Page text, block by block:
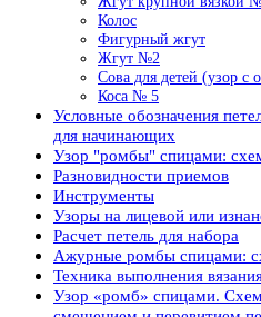
Колос
Фигурный жгут
Жгут №2
Сова для детей (узор с
Коса № 5
Условные обозначения
для начинающих
Узор "ромбы" спицами:
Разновидности приемов
Инструменты
Узоры на лицевой или
Расчет петель для набора
Ажурные ромбы спицами:
Техника выполнения
Узор «ромб» спицами.